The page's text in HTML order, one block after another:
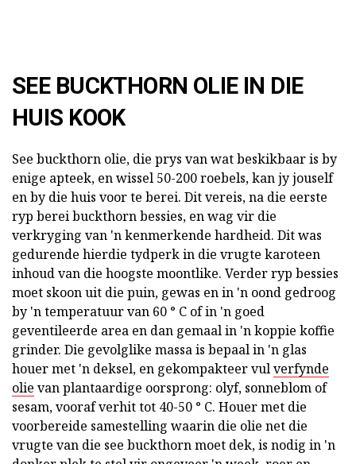
SEE BUCKTHORN OLIE IN DIE
HUIS KOOK
See buckthorn olie, die prys van wat beskikbaar is by
enige apteek, en wissel 50-200 roebels, kan jy jouself
en by die huis voor te berei. Dit vereis, na die eerste
ryp berei buckthorn bessies, en wag vir die
verkryging van 'n kenmerkende hardheid. Dit was
gedurende hierdie tydperk in die vrugte karoteen
inhoud van die hoogste moontlike. Verder ryp bessies
moet skoon uit die puin, gewas en in 'n oond gedroog
by 'n temperatuur van 60 ° C of in 'n goed
geventileerde area en dan gemaal in 'n koppie koffie
grinder. Die gevolglike massa is bepaal in 'n glas
houer met 'n deksel, en gekompakteer vulverfynde
olie van plantaardige oorsprong: olyf, sonneblom of
sesam, vooraf verhit tot 40-50 ° C. Houer met die
voorbereide samestelling waarin die olie net die
vrugte van die see buckthorn moet dek, is nodig in 'n